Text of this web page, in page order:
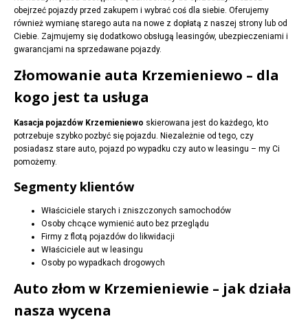
obejrzeć pojazdy przed zakupem i wybrać coś dla siebie. Oferujemy
również wymianę starego auta na nowe z dopłatą z naszej strony lub od
Ciebie. Zajmujemy się dodatkowo obsługą leasingów, ubezpieczeniami i
gwarancjami na sprzedawane pojazdy.
Złomowanie auta Krzemieniewo – dla
kogo jest ta usługa
Kasacja pojazdów Krzemieniewo skierowana jest do każdego, kto
potrzebuje szybko pozbyć się pojazdu. Niezależnie od tego, czy
posiadasz stare auto, pojazd po wypadku czy auto w leasingu – my Ci
pomożemy.
Segmenty klientów
Właściciele starych i zniszczonych samochodów
Osoby chcące wymienić auto bez przeglądu
Firmy z flotą pojazdów do likwidacji
Właściciele aut w leasingu
Osoby po wypadkach drogowych
Auto złom w Krzemieniewie – jak działa
nasza wycena